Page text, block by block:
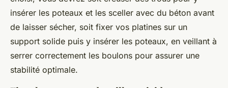
insérer les poteaux et les sceller avec du béton avant
de laisser sécher, soit fixer vos platines sur un
support solide puis y insérer les poteaux, en veillant à
serrer correctement les boulons pour assurer une
stabilité optimale.